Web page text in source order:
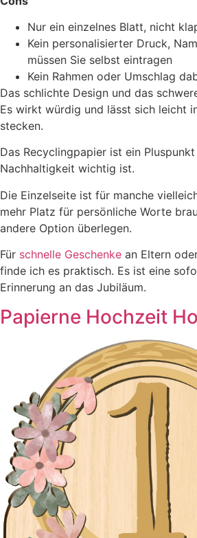
Nur ein einzelnes Blatt, nicht
Kein personalisierter Druck,
müssen Sie selbst eintragen
Kein Rahmen oder Umschlag
Das schlichte Design und das
Es wirkt würdig und lässt sich leicht
stecken.
Das Recyclingpapier ist ein
Nachhaltigkeit wichtig ist.
Die Einzelseite ist für manche
mehr Platz für persönliche Worte
andere Option überlegen.
Für schnelle Geschenke an Eltern
finde ich es praktisch. Es ist eine
Erinnerung an das Jubiläum.
Papierne Hochzeit